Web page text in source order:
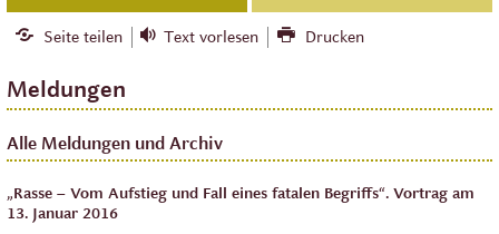
Seite teilen Text vorlesen Drucken
Meldungen
Alle Meldungen und Archiv
„Rasse – Vom Aufstieg und Fall eines fatalen Begriffs“. Vortrag am
13. Januar 2016